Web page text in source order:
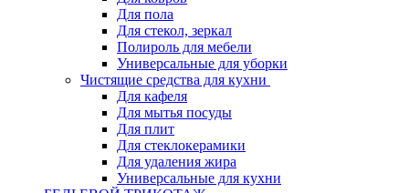
Для пола
Для стекол, зеркал
Полироль для мебели
Универсальные для уборки
Чистящие средства для кухни
Для кафеля
Для мытья посуды
Для плит
Для стеклокерамики
Для удаления жира
Универсальные для кухни